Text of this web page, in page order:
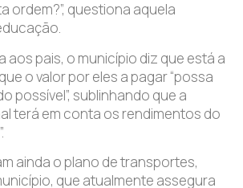
ordem?”, questiona aquela
aos pais, o município diz que está a
o valor por eles a pagar “possa
possível”, sublinhando que a
terá em conta os rendimentos do
ainda o plano de transportes,
que atualmente assegura